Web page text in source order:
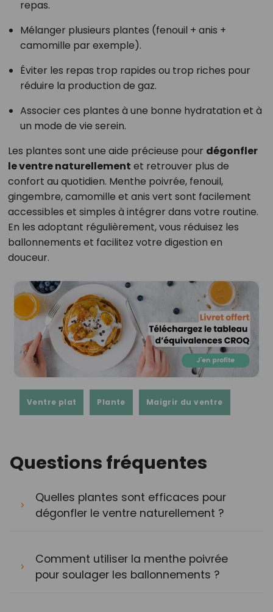
repas.
Mélanger plusieurs plantes (fenouil + anis +
camomille par exemple).
Éviter les repas trop rapides ou trop riches pour
réduire la production de gaz.
Associer ces plantes à une bonne hydratation et à
un mode de vie serein.
Les plantes sont une aide précieuse pour dégonfler
le ventre naturellement et retrouver plus de
confort au quotidien. Menthe poivrée, fenouil,
gingembre, camomille et anis vert sont facilement
accessibles et simples à intégrer dans votre routine.
En les adoptant régulièrement, vous réduisez les
ballonnements et facilitez votre digestion en
douceur.
Ventre plat Plante Maigrir du ventre
Questions fréquentes
Quelles plantes sont efficaces pour
dégonfler le ventre naturellement ?
Comment utiliser la menthe poivrée
pour soulager les ballonnements ?